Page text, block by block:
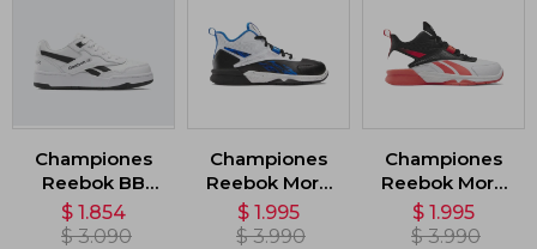
Championes
Reebok BB
4000 II -
Blanco
$ 1.854
$ 3.090
Championes
Reebok More
Buckets -
Blanco
$ 1.995
$ 3.990
Championes
Reebok More
Buckets -
Blanco
$ 1.995
$ 3.990